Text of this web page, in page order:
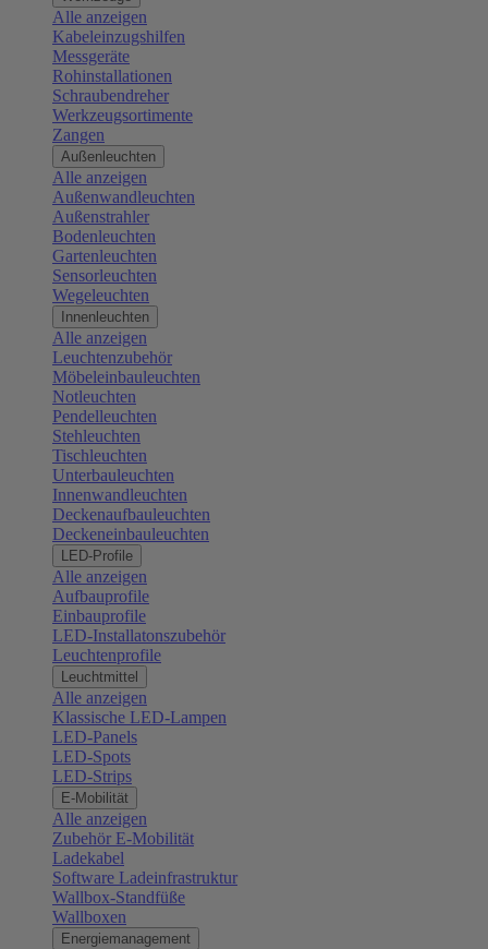
Alle anzeigen
Kabeleinzugshilfen
Messgeräte
Rohinstallationen
Schraubendreher
Werkzeugsortimente
Zangen
Außenleuchten
Alle anzeigen
Außenwandleuchten
Außenstrahler
Bodenleuchten
Gartenleuchten
Sensorleuchten
Wegeleuchten
Innenleuchten
Alle anzeigen
Leuchtenzubehör
Möbeleinbauleuchten
Notleuchten
Pendelleuchten
Stehleuchten
Tischleuchten
Unterbauleuchten
Innenwandleuchten
Deckenaufbauleuchten
Deckeneinbauleuchten
LED-Profile
Alle anzeigen
Aufbauprofile
Einbauprofile
LED-Installatonszubehör
Leuchtenprofile
Leuchtmittel
Alle anzeigen
Klassische LED-Lampen
LED-Panels
LED-Spots
LED-Strips
E-Mobilität
Alle anzeigen
Zubehör E-Mobilität
Ladekabel
Software Ladeinfrastruktur
Wallbox-Standfüße
Wallboxen
Energiemanagement